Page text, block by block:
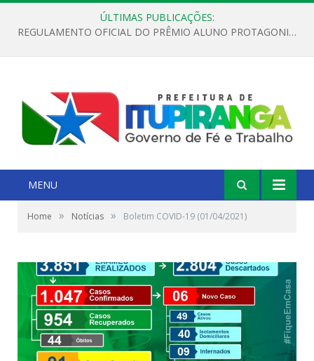
ÚLTIMAS PUBLICAÇÕES:
REGULAMENTO OFICIAL DO PRÊMIO ALUNO PROTAGONISTA – EDIÇÃO 2026
MENU
Home » Notícias » Boletim COVID-19 (01/04/2021)